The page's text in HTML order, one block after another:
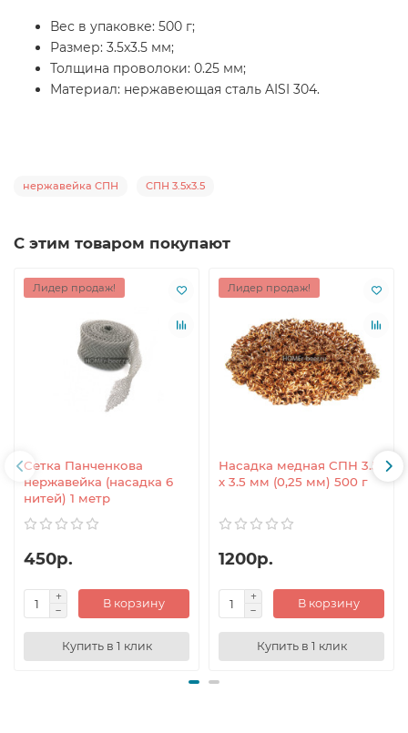
Вес в упаковке: 500 г;
Размер: 3.5x3.5 мм;
Толщина проволоки: 0.25 мм;
Материал: нержавеющая сталь AISI 304.
нержавейка СПН СПН 3.5x3.5
С этим товаром покупают
Лидер продаж!
Сетка Панченкова
нержавейка (насадка 6
нитей) 1 метр
450р.
В корзину
Купить в 1 клик
Лидер продаж!
Насадка медная СПН 3.5
х 3.5 мм (0,25 мм) 500 г
1200р.
В корзину
Купить в 1 клик